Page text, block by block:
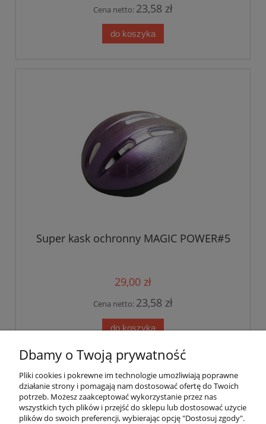
Cena netto: 23,58 zł
do koszyka
Super kask ochronny MAGIC POWER#5
29,00 zł
Cena netto: 23,58 zł
do koszyka
Instrukcje
Dbamy o Twoją prywatność
Pliki cookies i pokrewne im technologie umożliwiają poprawne
działanie strony i pomagają nam dostosować ofertę do Twoich
potrzeb. Możesz zaakceptować wykorzystanie przez nas
wszystkich tych plików i przejść do sklepu lub dostosować użycie
plików do swoich preferencji, wybierając opcję "Dostosuj zgody".